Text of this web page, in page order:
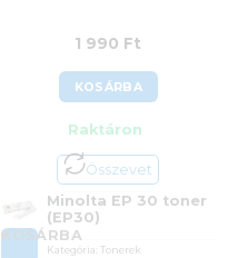
1 990 Ft
KOSÁRBA
Raktáron
Összevet
KOSÁRBA
Minolta EP 30 toner
(EP30)
Kategória: Tonerek